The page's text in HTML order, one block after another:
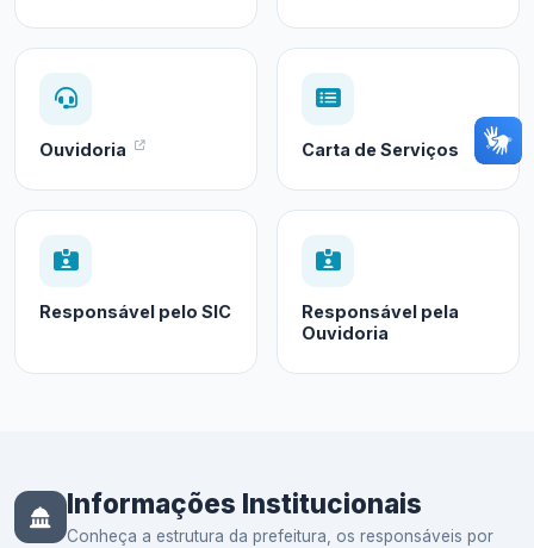
Ouvidoria Carta de Serviços
Responsável pelo SIC
Responsável pela
Ouvidoria
Informações Institucionais
Conheça a estrutura da prefeitura, os responsáveis por